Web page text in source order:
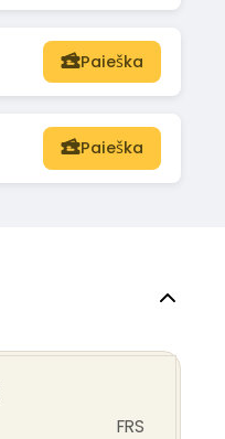
Paieška
Paieška
FRS